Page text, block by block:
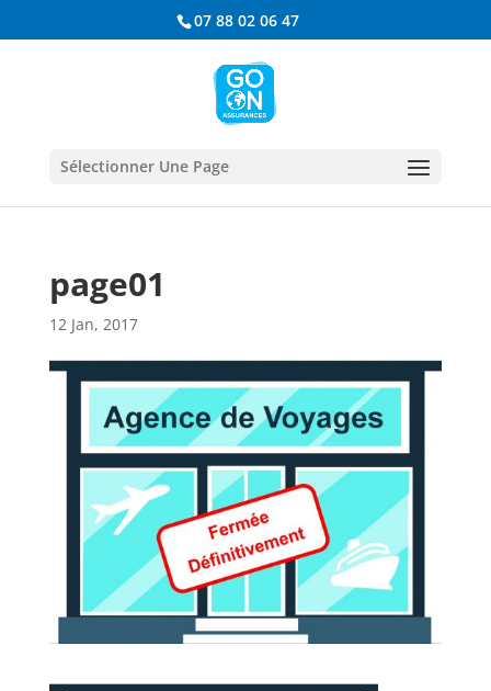
07 88 02 06 47
Sélectionner Une Page
page01
12 Jan, 2017